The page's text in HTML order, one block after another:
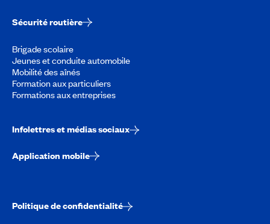
Sécurité routière
Brigade scolaire
Jeunes et conduite automobile
Mobilité des aînés
Formation aux particuliers
Formations aux entreprises
Infolettres et médias sociaux
Application mobile
Politique de confidentialité